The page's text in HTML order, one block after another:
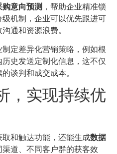
购意向预测 ，帮助企业精准锁
机制，企业可以优先跟进可
通和资源浪费。
定差异化营销策略，例如根
史发送定制化信息，这不仅
谈判和成交成本。
，实现持续优
和触达功能，还能生成数据
渠道、不同客户群的获客效